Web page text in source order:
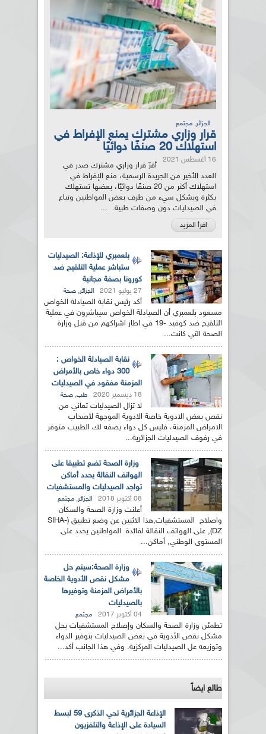
الجزائر, مجتمع
قرار وزاري مشترك يمنع الإفراط في
استهلاك 20 صنفًا دوائيًا
16 أغسطس 2021
أقرّ قرار وزاري مشترك صدر في
العدد الأخير من الجريدة الرسمية، منع الإفراط في
استهلاك أكثر من 20 صنفًا دوائيًا، بعضها تستهلك
بكثرة وبشكل سيء من طرف بعض المواطنين وتباع
في الصيدليات دون وصفات طبية. ...
اقرأ المزيد
بلعمبري للإذاعة: الصيدليات
ستباشر عملية التلقيح ضد
كورونا بصفة مجانية
27 يوليو 2021 الجزائر, صحة
أكد رئيس نقابة الصيادلة الخواص
مسعود بلعمبري أن الصيادلة الخواص سيباشرون في عملية
التلقيح ضد كوفيد -19 في اطار اشراكهم من قبل وزارة
الصحة التي كانت...
نقابة الصيادلة الخواص :
300 دواء خاص بالأمراض
المزمنة مفقود في الصيدليات
18 ديسمبر 2020 طب, صحة
لا تزال الصيدليات تعاني من
نقص بعض الادوية خاصة الادوية الموجهة لأصحاب
الامراض المزمنة، فليس كل دواء يصفه لك الطبيب متوفر
في رفوف الصيدليات الجزائرية...
وزارة الصحة تضع تطبيقا على
الهواتف النقالة يحدد أماكن
تواجد الصيدليات والمستشفيات
08 أكتوبر 2018 الجزائر, مجتمع
أعلنت وزارة الصحة والسكان
واصلاح المستشفيات,هذا الاثنين عن وضع تطبيق (SIHA-
DZ), على الهواتف النقالة لفائدة المواطنين يحدد على
المستوى الوطني, أماكن...
وزارة الصحة:سيتم حل
مشكل نقص الأدوية الخاصة
بالأمراض المزمنة وتوفيرها
بالصيدليات
04 أكتوبر 2017 مجتمع
تطمئن وزارة الصحة والسكان وإصلاح المستشفيات بحل
مشكل نقص الأدوية في بعض الصيدليات بتوفير الدواء
وتوزيعه عل الصيدليات المركزية. وفي هذا الجانب أكد...
طالع ايضاً
الإذاعة الجزائرية تحي الذكرى 59 لبسط
السيادة على الإذاعة والتلفزيون